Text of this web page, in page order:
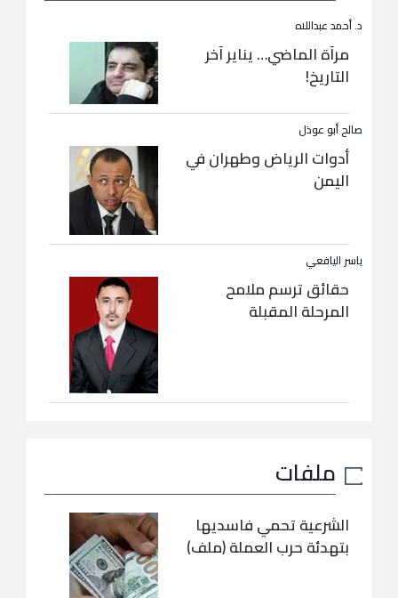
د. أحمد عبداللاه
مرآة الماضي… يناير آخر
التاريخ!
صالح أبو عوذل
أدوات الرياض وطهران في
اليمن
ياسر اليافعي
حقائق ترسم ملامح
المرحلة المقبلة
ملفات
الشرعية تحمي فاسديها
بتهدئة حرب العملة (ملف)